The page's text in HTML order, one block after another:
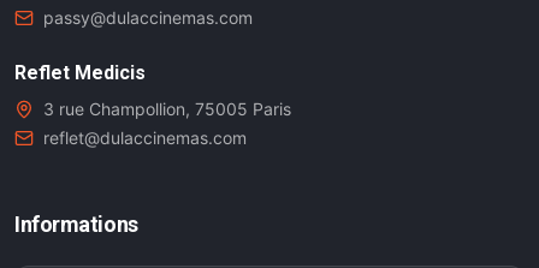
passy@dulaccinemas.com
Reflet Medicis
3 rue Champollion, 75005 Paris
reflet@dulaccinemas.com
Informations